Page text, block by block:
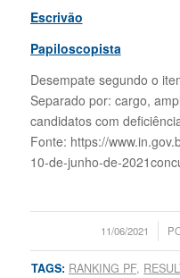
Escrivão
Papiloscopista
Desempate segundo o
Separado por: cargo,
candidatos com
Fonte: https://
10-de-junho-de-
11/06/2021
/
TAGS: RANKING PF,